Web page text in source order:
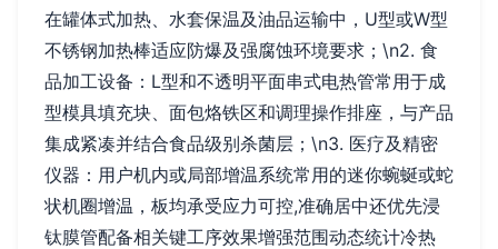
在罐体式加热、水套保温及油品运输中，U型或W型
不锈钢加热棒适应防爆及强腐蚀环境要求；\n2. 食
品加工设备：L型和不透明平面串式电热管常用于成
型模具填充块、面包烙铁区和调理操作排座，与产品
集成紧凑并结合食品级别杀菌层；\n3. 医疗及精密
仪器：用户机内或局部增温系统常用的迷你蜿蜒或蛇
状机圈增温，板均承受应力可控,准确居中还优先浸
钛膜管配备相关键工序效果增强范围动态统计冷热